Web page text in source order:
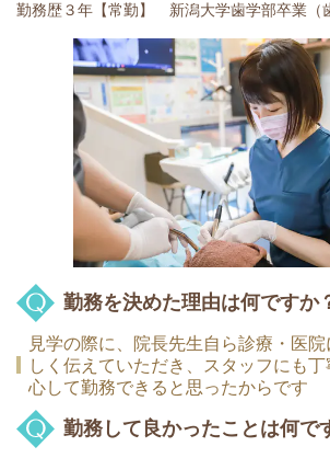
勤務歴３年【常勤】 新潟大学歯学部卒業（
勤務を決めた理由は何ですか
見学の際に、院長先生自ら診療・医
しく伝えていただき、スタッフにも
心して勤務できると思ったからです
勤務して良かったことは何で